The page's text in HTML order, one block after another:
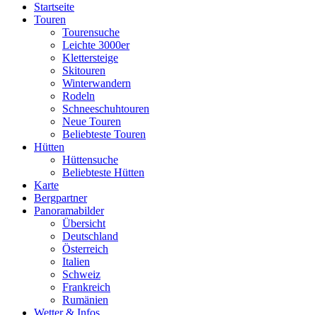
Startseite
Touren
Tourensuche
Leichte 3000er
Klettersteige
Skitouren
Winterwandern
Rodeln
Schneeschuhtouren
Neue Touren
Beliebteste Touren
Hütten
Hüttensuche
Beliebteste Hütten
Karte
Bergpartner
Panoramabilder
Übersicht
Deutschland
Österreich
Italien
Schweiz
Frankreich
Rumänien